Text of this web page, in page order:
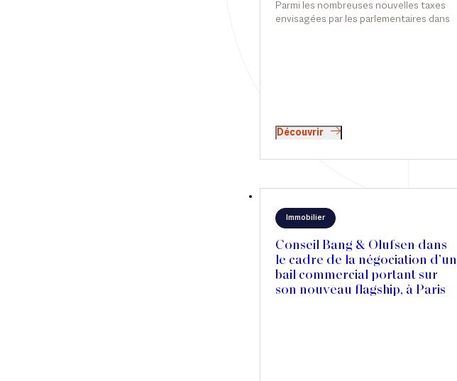
Parmi les nombreuses nouvelles taxes
envisagées par les parlementaires dans
s’annonce en pratique plus complexe
qu’il n’y paraît.
Découvrir
Immobilier
Conseil Bang & Olufsen dans
le cadre de la négociation d’un
bail commercial portant sur
son nouveau flagship, à Paris